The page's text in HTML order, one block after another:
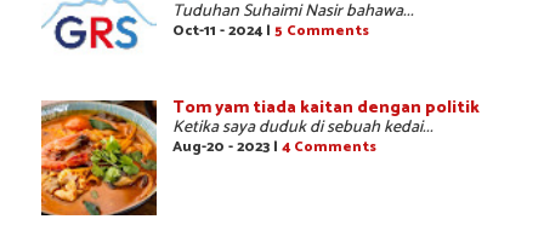
Tuduhan Suhaimi Nasir bahawa...
Oct-11 - 2024 | 5 Comments
Tom yam tiada kaitan dengan politik
Ketika saya duduk di sebuah kedai...
Aug-20 - 2023 | 4 Comments